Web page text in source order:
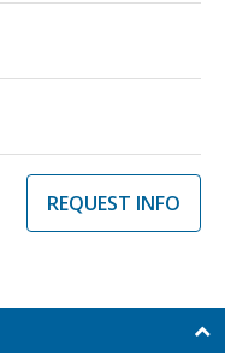
REQUEST INFO